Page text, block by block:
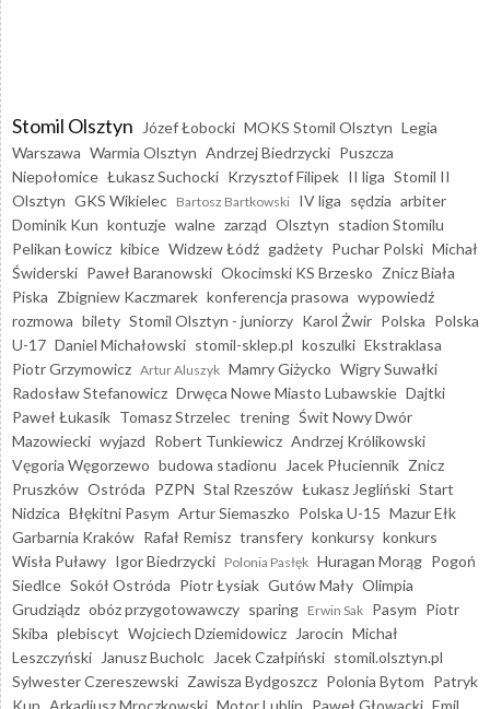
Stomil Olsztyn Józef Łobocki MOKS Stomil Olsztyn Legia
Warszawa Warmia Olsztyn Andrzej Biedrzycki Puszcza
Niepołomice Łukasz Suchocki Krzysztof Filipek II liga Stomil II
Olsztyn GKS Wikielec Bartosz Bartkowski IV liga sędzia arbiter
Dominik Kun kontuzje walne zarząd Olsztyn stadion Stomilu
Pelikan Łowicz kibice Widzew Łódź gadżety Puchar Polski Michał
Świderski Paweł Baranowski Okocimski KS Brzesko Znicz Biała
Piska Zbigniew Kaczmarek konferencja prasowa wypowiedź
rozmowa bilety Stomil Olsztyn - juniorzy Karol Żwir Polska Polska
U-17 Daniel Michałowski stomil-sklep.pl koszulki Ekstraklasa
Piotr Grzymowicz Artur Aluszyk Mamry Giżycko Wigry Suwałki
Radosław Stefanowicz Drwęca Nowe Miasto Lubawskie Dajtki
Paweł Łukasik Tomasz Strzelec trening Świt Nowy Dwór
Mazowiecki wyjazd Robert Tunkiewicz Andrzej Królikowski
Vęgoria Węgorzewo budowa stadionu Jacek Płuciennik Znicz
Pruszków Ostróda PZPN Stal Rzeszów Łukasz Jegliński Start
Nidzica Błękitni Pasym Artur Siemaszko Polska U-15 Mazur Ełk
Garbarnia Kraków Rafał Remisz transfery konkursy konkurs
Wisła Puławy Igor Biedrzycki Polonia Pasłęk Huragan Morąg Pogoń
Siedlce Sokół Ostróda Piotr Łysiak Gutów Mały Olimpia
Grudziądz obóz przygotowawczy sparing Erwin Sak Pasym Piotr
Skiba plebiscyt Wojciech Dziemidowicz Jarocin Michał
Leszczyński
Janusz Bucholc Jacek Czałpiński stomil.olsztyn.pl
Sylwester Czereszewski Zawisza Bydgoszcz Polonia Bytom Patryk
Kun Arkadiusz Mroczkowski Motor Lublin Paweł Głowacki Emil